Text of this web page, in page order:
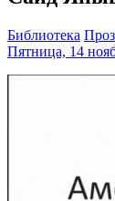
Библиотека
Пятница, 14